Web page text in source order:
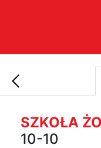
SZKOŁA
10-10